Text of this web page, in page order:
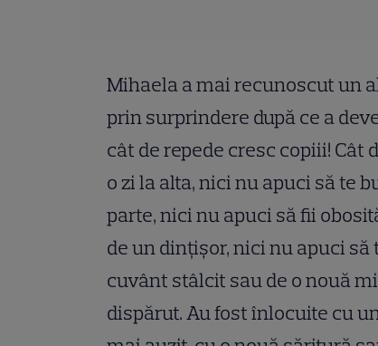
Mihaela a mai recunoscut un
prin surprindere după ce a
cât de repede cresc copiii! Cât
o zi la alta, nici nu apuci să te
parte, nici nu apuci să fii
de un dințișor, nici nu apuci să
cuvânt stâlcit sau de o nouă
dispărut. Au fost înlocuite cu